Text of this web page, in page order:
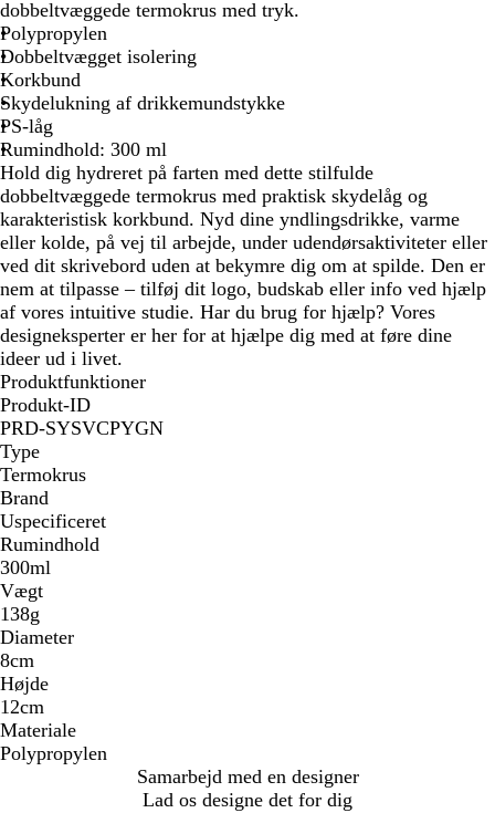
r
t
i
d
i
g
e
a
n
s
k
m
a
r
i
n
e
b
l
å
dobbeltvæggede termokrus med tryk.
Polypropylen
Dobbeltvægget isolering
Korkbund
Skydelukning af drikkemundstykke
PS-låg
Rumindhold: 300 ml
Hold dig hydreret på farten med dette stilfulde
dobbeltvæggede termokrus med praktisk skydelåg og
karakteristisk korkbund. Nyd dine yndlingsdrikke, varme
eller kolde, på vej til arbejde, under udendørsaktiviteter eller
ved dit skrivebord uden at bekymre dig om at spilde. Den er
nem at tilpasse – tilføj dit logo, budskab eller info ved hjælp
af vores intuitive studie. Har du brug for hjælp? Vores
designeksperter er her for at hjælpe dig med at føre dine
ideer ud i livet.
Produktfunktioner
Produkt-ID
PRD-SYSVCPYGN
Type
Termokrus
Brand
Uspecificeret
Rumindhold
300ml
Vægt
138g
Diameter
8cm
Højde
12cm
Materiale
Polypropylen
Samarbejd med en designer
Lad os designe det for dig